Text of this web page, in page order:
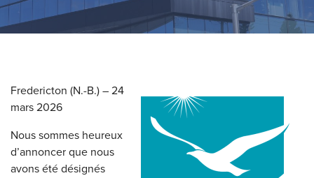
Fredericton (N.-B.) – 24
mars 2026
Nous sommes heureux
d’annoncer que nous
avons été désignés